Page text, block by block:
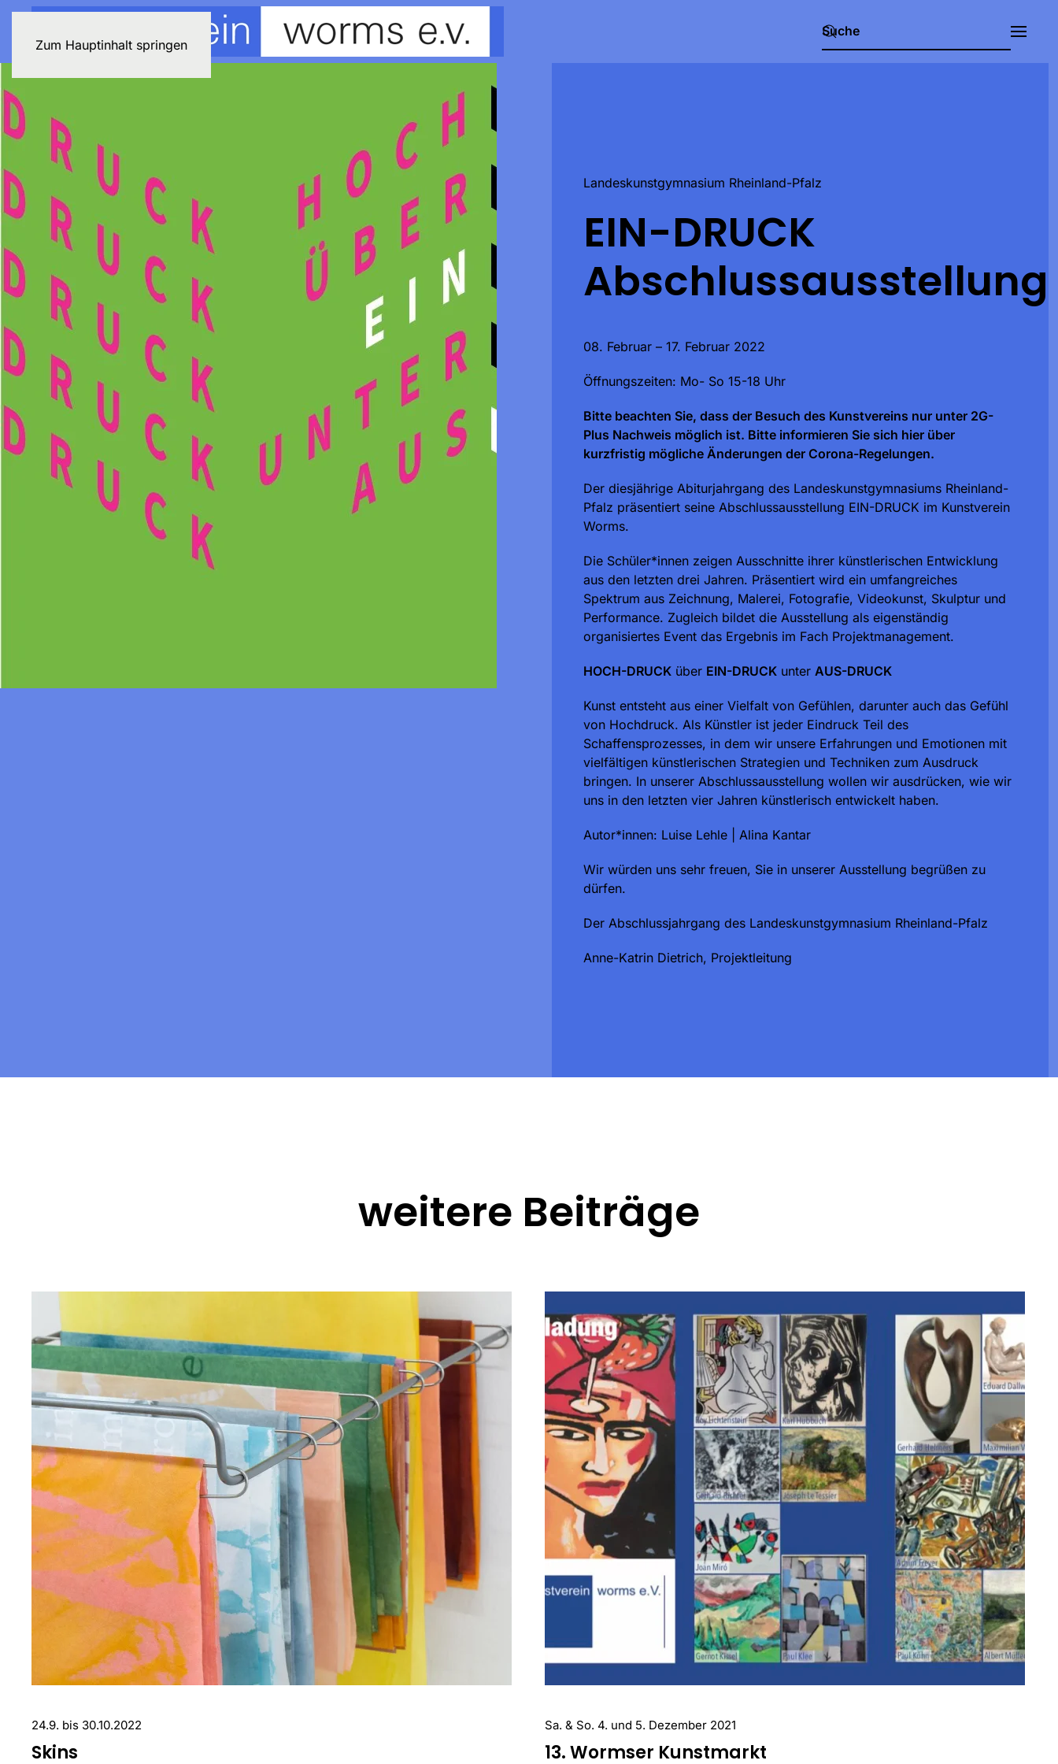
Zum Hauptinhalt springen
Landeskunstgymnasium Rheinland-Pfalz
EIN-DRUCK
Abschlussausstellung
08. Februar – 17. Februar 2022
Öffnungszeiten: Mo- So 15-18 Uhr
Bitte beachten Sie, dass der Besuch des Kunstvereins nur unter 2G-
Plus Nachweis möglich ist. Bitte informieren Sie sich hier über
kurzfristig mögliche Änderungen der Corona-Regelungen.
Der diesjährige Abiturjahrgang des Landeskunstgymnasiums Rheinland-
Pfalz präsentiert seine Abschlussausstellung EIN-DRUCK im Kunstverein
Worms.
Die Schüler*innen zeigen Ausschnitte ihrer künstlerischen Entwicklung
aus den letzten drei Jahren. Präsentiert wird ein umfangreiches
Spektrum aus Zeichnung, Malerei, Fotografie, Videokunst, Skulptur und
Performance. Zugleich bildet die Ausstellung als eigenständig
organisiertes Event das Ergebnis im Fach Projektmanagement.
HOCH-DRUCK über EIN-DRUCK unter AUS-DRUCK
Kunst entsteht aus einer Vielfalt von Gefühlen, darunter auch das Gefühl
von Hochdruck. Als Künstler ist jeder Eindruck Teil des
Schaffensprozesses, in dem wir unsere Erfahrungen und Emotionen mit
vielfältigen künstlerischen Strategien und Techniken zum Ausdruck
bringen. In unserer Abschlussausstellung wollen wir ausdrücken, wie wir
uns in den letzten vier Jahren künstlerisch entwickelt haben.
Autor*innen: Luise Lehle | Alina Kantar
Wir würden uns sehr freuen, Sie in unserer Ausstellung begrüßen zu
dürfen.
Der Abschlussjahrgang des Landeskunstgymnasium Rheinland-Pfalz
Anne-Katrin Dietrich, Projektleitung
weitere Beiträge
24.9. bis 30.10.2022
Skins
Sa. & So. 4. und 5. Dezember 2021
13. Wormser Kunstmarkt